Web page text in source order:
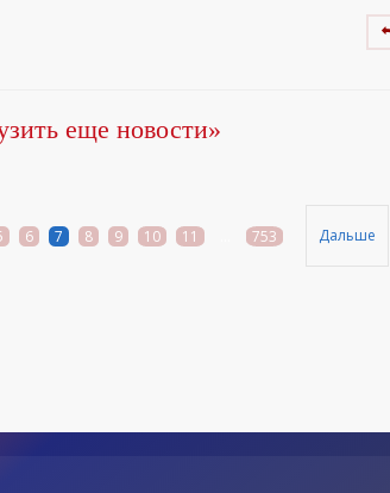
еще новости»
6 7 8 9 10 11 753 Дальше